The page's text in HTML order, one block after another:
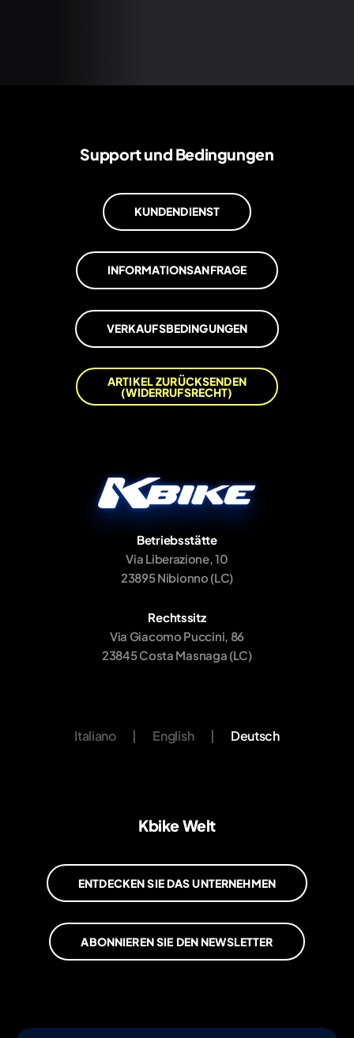
Support und Bedingungen
KUNDENDIENST
INFORMATIONSANFRAGE
VERKAUFSBEDINGUNGEN
ARTIKEL ZURÜCKSENDEN
(WIDERRUFSRECHT)
Betriebsstätte
Via Liberazione, 10
23895 Nibionno (LC)
Rechtssitz
Via Giacomo Puccini, 86
23845 Costa Masnaga (LC)
Italiano | English | Deutsch
Kbike Welt
ENTDECKEN SIE DAS UNTERNEHMEN
ABONNIEREN SIE DEN NEWSLETTER